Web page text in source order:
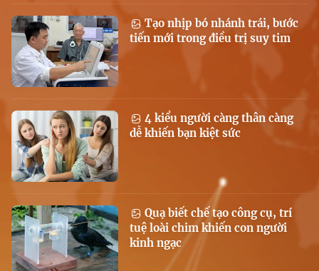
Tạo nhịp bó nhánh trái, bước
tiến mới trong điều trị suy tim
4 kiểu người càng thân càng
dễ khiến bạn kiệt sức
Quạ biết chế tạo công cụ, trí
tuệ loài chim khiến con người
kinh ngạc